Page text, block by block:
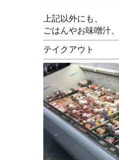
上記以外にも、
ごはんやお味噌汁
テイクアウト